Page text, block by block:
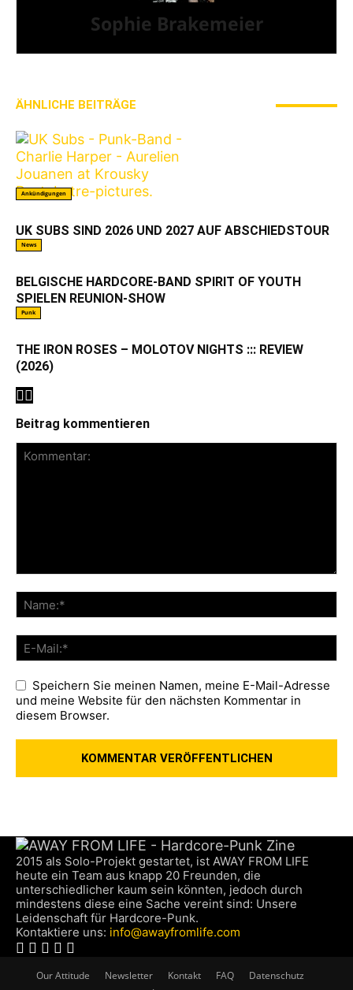
Sophie Brakemeier
ÄHNLICHE BEITRÄGE
Ankündigungen
UK SUBS SIND 2026 UND 2027 AUF ABSCHIEDSTOUR
News
BELGISCHE HARDCORE-BAND SPIRIT OF YOUTH
SPIELEN REUNION-SHOW
Punk
THE IRON ROSES – MOLOTOV NIGHTS ::: REVIEW
(2026)
Beitrag kommentieren
Speichern Sie meinen Namen, meine E-Mail-Adresse
und meine Website für den nächsten Kommentar in
diesem Browser.
2015 als Solo-Projekt gestartet, ist AWAY FROM LIFE
heute ein Team aus knapp 20 Freunden, die
unterschiedlicher kaum sein könnten, jedoch durch
mindestens diese eine Sache vereint sind: Unsere
Leidenschaft für Hardcore-Punk.
Kontaktiere uns: info@awayfromlife.com
Our Attitude Newsletter Kontakt FAQ
Datenschutz